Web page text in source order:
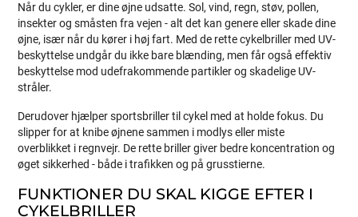
Når du cykler, er dine øjne udsatte. Sol, vind, regn, støv, pollen,
insekter og småsten fra vejen - alt det kan genere eller skade dine
øjne, især når du kører i høj fart. Med de rette cykelbriller med UV-
beskyttelse undgår du ikke bare blænding, men får også effektiv
beskyttelse mod udefrakommende partikler og skadelige UV-
stråler.
Derudover hjælper sportsbriller til cykel med at holde fokus. Du
slipper for at knibe øjnene sammen i modlys eller miste
overblikket i regnvejr. De rette briller giver bedre koncentration og
øget sikkerhed - både i trafikken og på grusstierne.
FUNKTIONER DU SKAL KIGGE EFTER I
CYKELBRILLER